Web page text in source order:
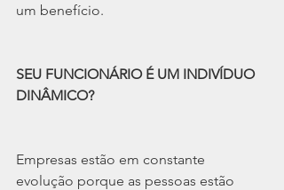
um benefício.
SEU FUNCIONÁRIO É UM INDIVÍDUO
DINÂMICO?
Empresas estão em constante
evolução porque as pessoas estão